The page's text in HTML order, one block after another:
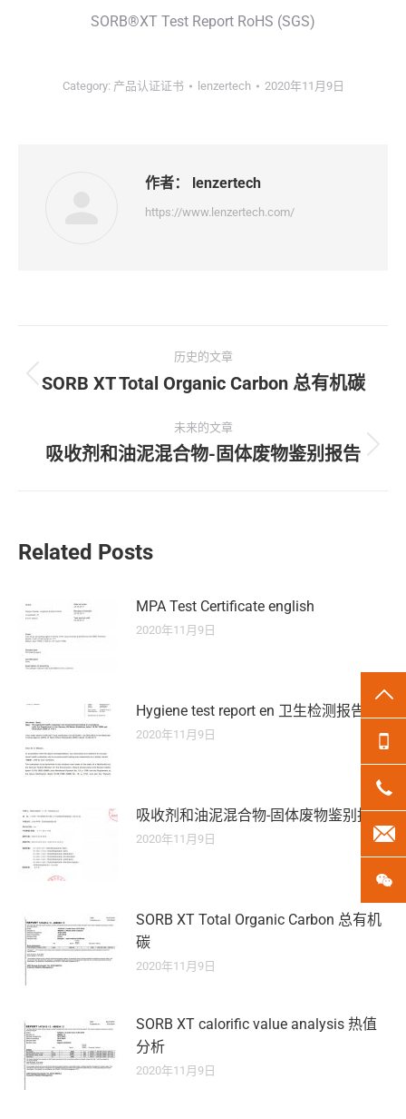
SORB®XT Test Report RoHS (SGS)
Category: 产品认证证书 lenzertech 2020年11月9日
作者： lenzertech
https://www.lenzertech.com/
章
航
历史的文章
历
的
文
SORB XT Total Organic Carbon 总有机碳
未来的文章
未
吸收剂和油泥混合物-固体废物鉴别报告
Related Posts
MPA Test Certificate english
2020年11月9日
Hygiene test report en 卫生检测报告
2020年11月9日
吸收剂和油泥混合物-固体废物鉴别报告
2020年11月9日
SORB XT Total Organic Carbon 总有机
碳
2020年11月9日
SORB XT calorific value analysis 热值
分析
2020年11月9日
微